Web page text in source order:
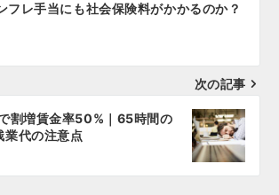
フレ手当にも社会保険料がかかるのか？
次の記事
割増賃金率50%｜65時間の
業代の注意点